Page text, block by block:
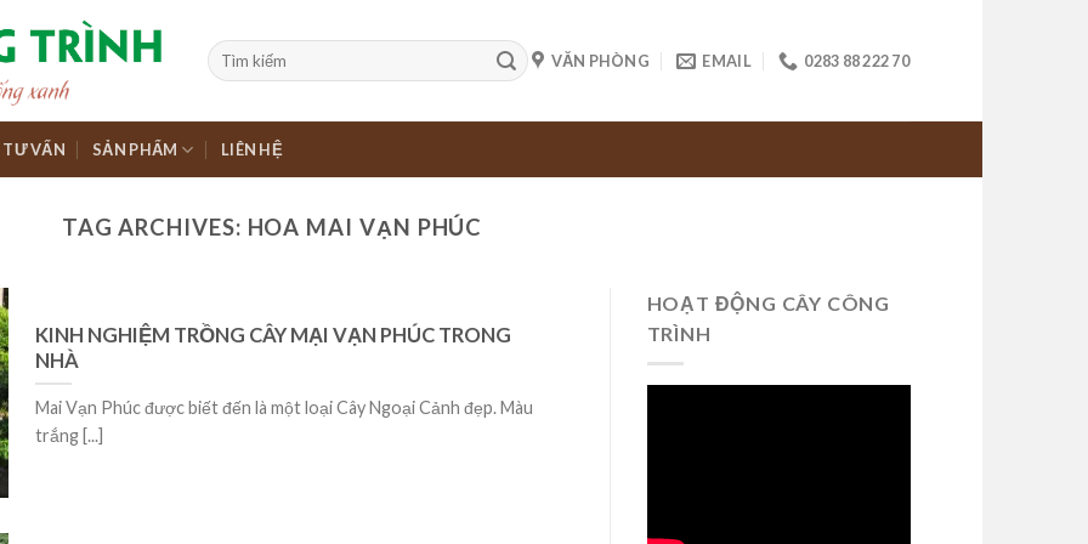
VĂN PHÒNG EMAIL 0283 88 222 70
TƯ VẤN SẢN PHẨM LIÊN HỆ
TAG ARCHIVES: HOA MAI VẠN PHÚC
KINH NGHIỆM TRỒNG CÂY MẠI VẠN PHÚC TRONG
NHÀ
Mai Vạn Phúc được biết đến là một loại Cây Ngoại Cảnh đẹp. Màu
trắng [...]
HOẠT ĐỘNG CÂY CÔNG
TRÌNH